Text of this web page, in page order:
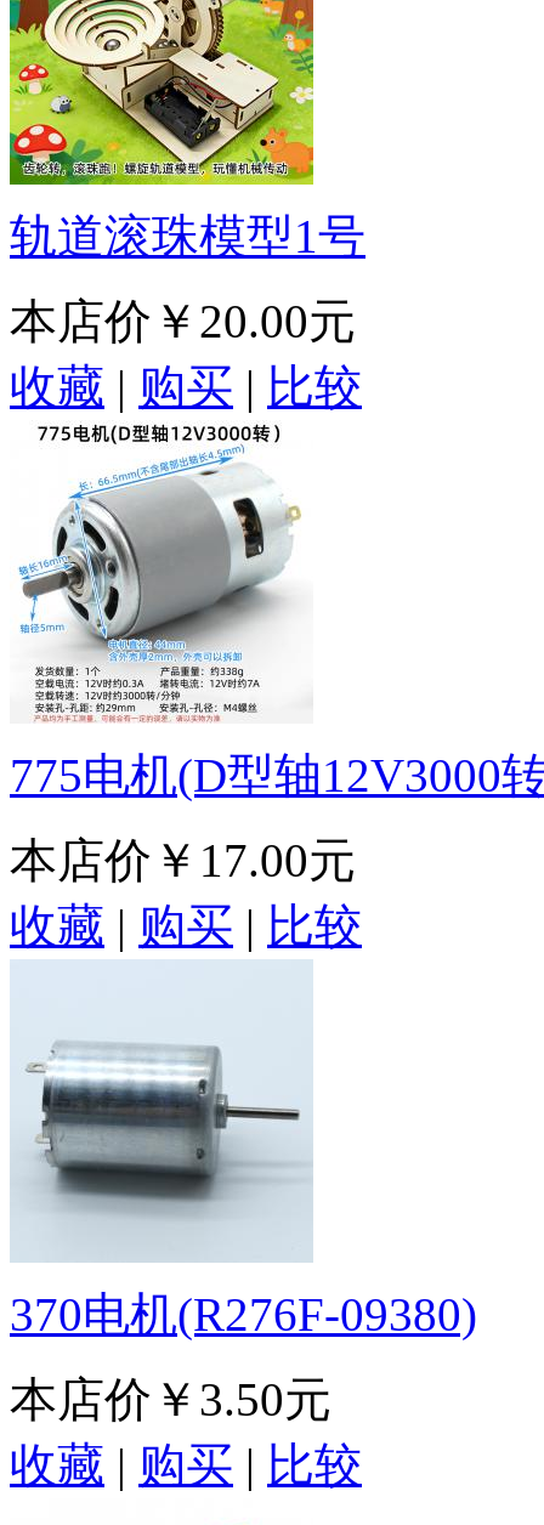
轨道滚珠模型1号
本店价 ￥20.00元
收藏 | 购买 | 比较
775电机(D型轴12V3000
本店价 ￥17.00元
收藏 | 购买 | 比较
370电机(R276F-09380)
本店价 ￥3.50元
收藏 | 购买 | 比较